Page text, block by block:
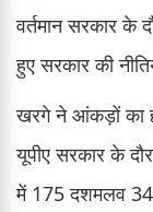
वर्तमान सरकार के
हुए सरकार की
खरगे ने आंकड़ों का
यूपीए सरकार के
में 175 दशमलव 34